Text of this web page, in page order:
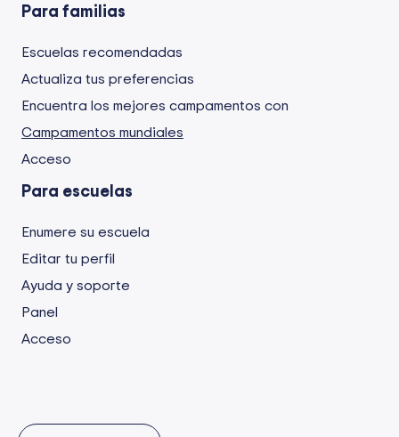
Para familias
Escuelas recomendadas
Actualiza tus preferencias
Encuentra los mejores campamentos con
Campamentos mundiales
Acceso
Para escuelas
Enumere su escuela
Editar tu perfil
Ayuda y soporte
Panel
Acceso